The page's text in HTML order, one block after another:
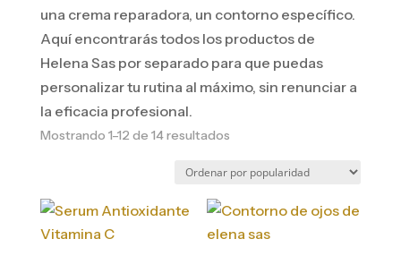
una crema reparadora, un contorno específico.
Aquí encontrarás todos los productos de
Helena Sas por separado para que puedas
personalizar tu rutina al máximo, sin renunciar a
la eficacia profesional.
Mostrando 1–12 de 14 resultadosOrdenado
popularidad